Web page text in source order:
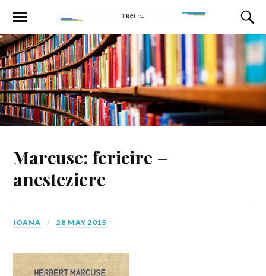
Marcuse: fericire =
anesteziere
IOANA 28 MAY 2015